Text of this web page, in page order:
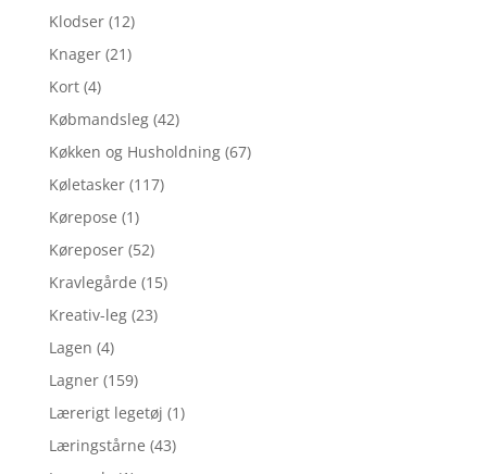
Klodser (12)
Knager (21)
Kort (4)
Købmandsleg (42)
Køkken og Husholdning (67)
Køletasker (117)
Kørepose (1)
Køreposer (52)
Kravlegårde (15)
Kreativ-leg (23)
Lagen (4)
Lagner (159)
Lærerigt legetøj (1)
Læringstårne (43)